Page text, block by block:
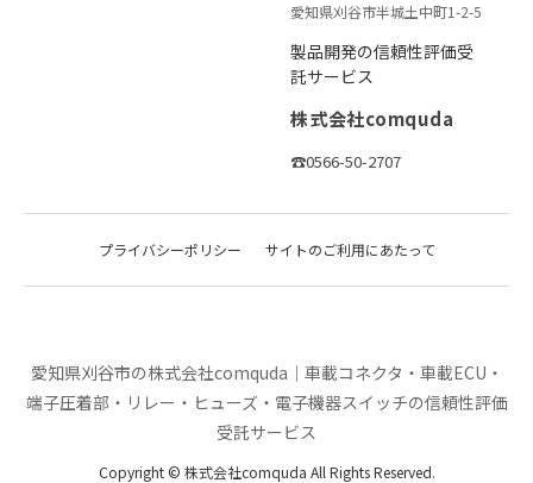
愛知県刈谷市半城土中町1-2-5
製品開発の信頼性評価受
託サービス
株式会社comquda
☎0566-50-2707
プライバシーポリシー サイトのご利用にあたって
愛知県刈谷市の株式会社comquda｜車載コネクタ・車載ECU・
端子圧着部・リレー・ヒューズ・電子機器スイッチの信頼性評価
受託サービス
Copyright © 株式会社comquda All Rights Reserved.